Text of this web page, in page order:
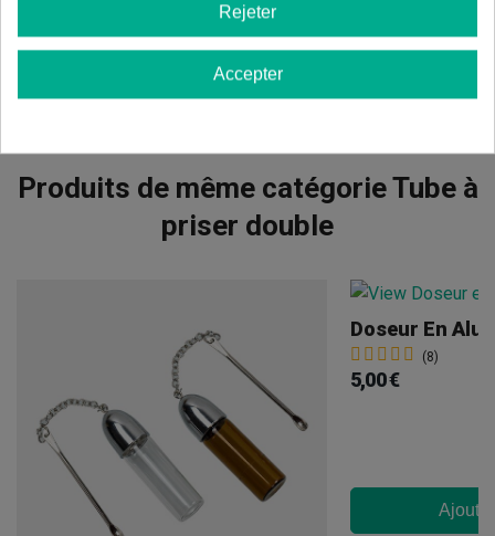
Afficher les commentaires dans d’autres langues
Produits de même catégorie Tube à
priser double
Doseur En
(8)
5,00 €
Rejeter
Accepter